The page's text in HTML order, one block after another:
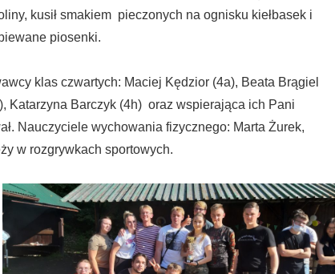
kusił smakiem pieczonych na ognisku kiełbasek i
piosenki.
klas czwartych: Maciej Kędzior (4a), Beata Brągiel
Katarzyna Barczyk (4h) oraz wspierająca ich Pani
Nauczyciele wychowania fizycznego: Marta Żurek,
w rozgrywkach sportowych.